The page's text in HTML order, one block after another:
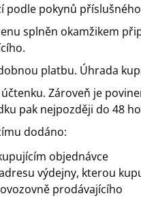
pokynů
splněn okamžikem
platbu. Úhrada
Zároveň je
pak nejpozději do 48
dodáno:
objednávce
výdejny, kterou
prodávajícího